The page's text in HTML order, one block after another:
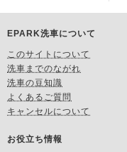
EPARK洗車について
このサイトについて
洗車までのながれ
洗車の豆知識
よくあるご質問
キャンセルについて
お役立ち情報